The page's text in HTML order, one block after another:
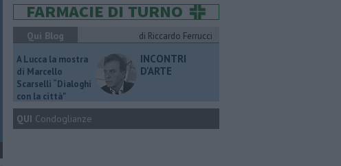
Qui Blog
di Riccardo Ferrucci
A Lucca la mostra
di Marcello
Scarselli “Dialoghi
con la città"
INCONTRI
D'ARTE
QUI Condoglianze